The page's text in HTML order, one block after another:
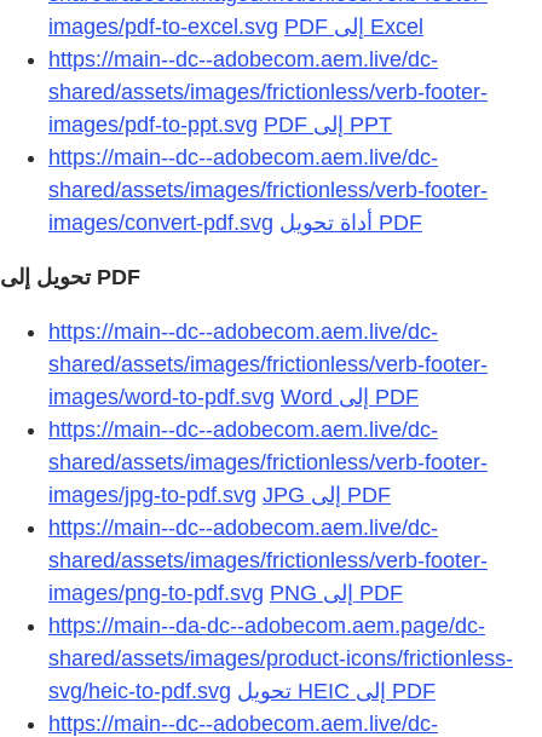
images/pdf-to-excel.svg
https://main--dc--adobecom.aem.live/dc-
shared/assets/images/frictionless/verb-footer-
images/pdf-to-ppt.svg
https://main--dc--adobecom.aem.live/dc-
shared/assets/images/frictionless/verb-footer-
images/convert-pdf.svg
https://main--dc--adobecom.aem.live/dc-
shared/assets/images/frictionless/verb-footer-
images/word-to-pdf.svg
https://main--dc--adobecom.aem.live/dc-
shared/assets/images/frictionless/verb-footer-
images/jpg-to-pdf.svg
https://main--dc--adobecom.aem.live/dc-
shared/assets/images/frictionless/verb-footer-
images/png-to-pdf.svg
https://main--da-dc--adobecom.aem.page/dc-
shared/assets/images/product-icons/frictionless-
svg/heic-to-pdf.svg
تحويل HEIC إلى PDF
https://main--dc--adobecom.aem.live/dc-